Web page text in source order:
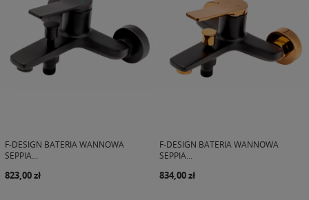
F-DESIGN BATERIA WANNOWA
SEPPIA...
823,00 zł
F-DESIGN BATERIA WANNOWA
SEPPIA...
834,00 zł